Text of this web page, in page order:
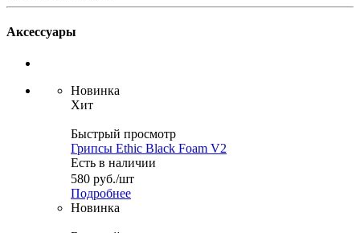
Аксессуары
Новинка
Хит
Быстрый просмотр
Грипсы Ethic Black Foam V2
Есть в наличии
580 руб./шт
Подробнее
Новинка